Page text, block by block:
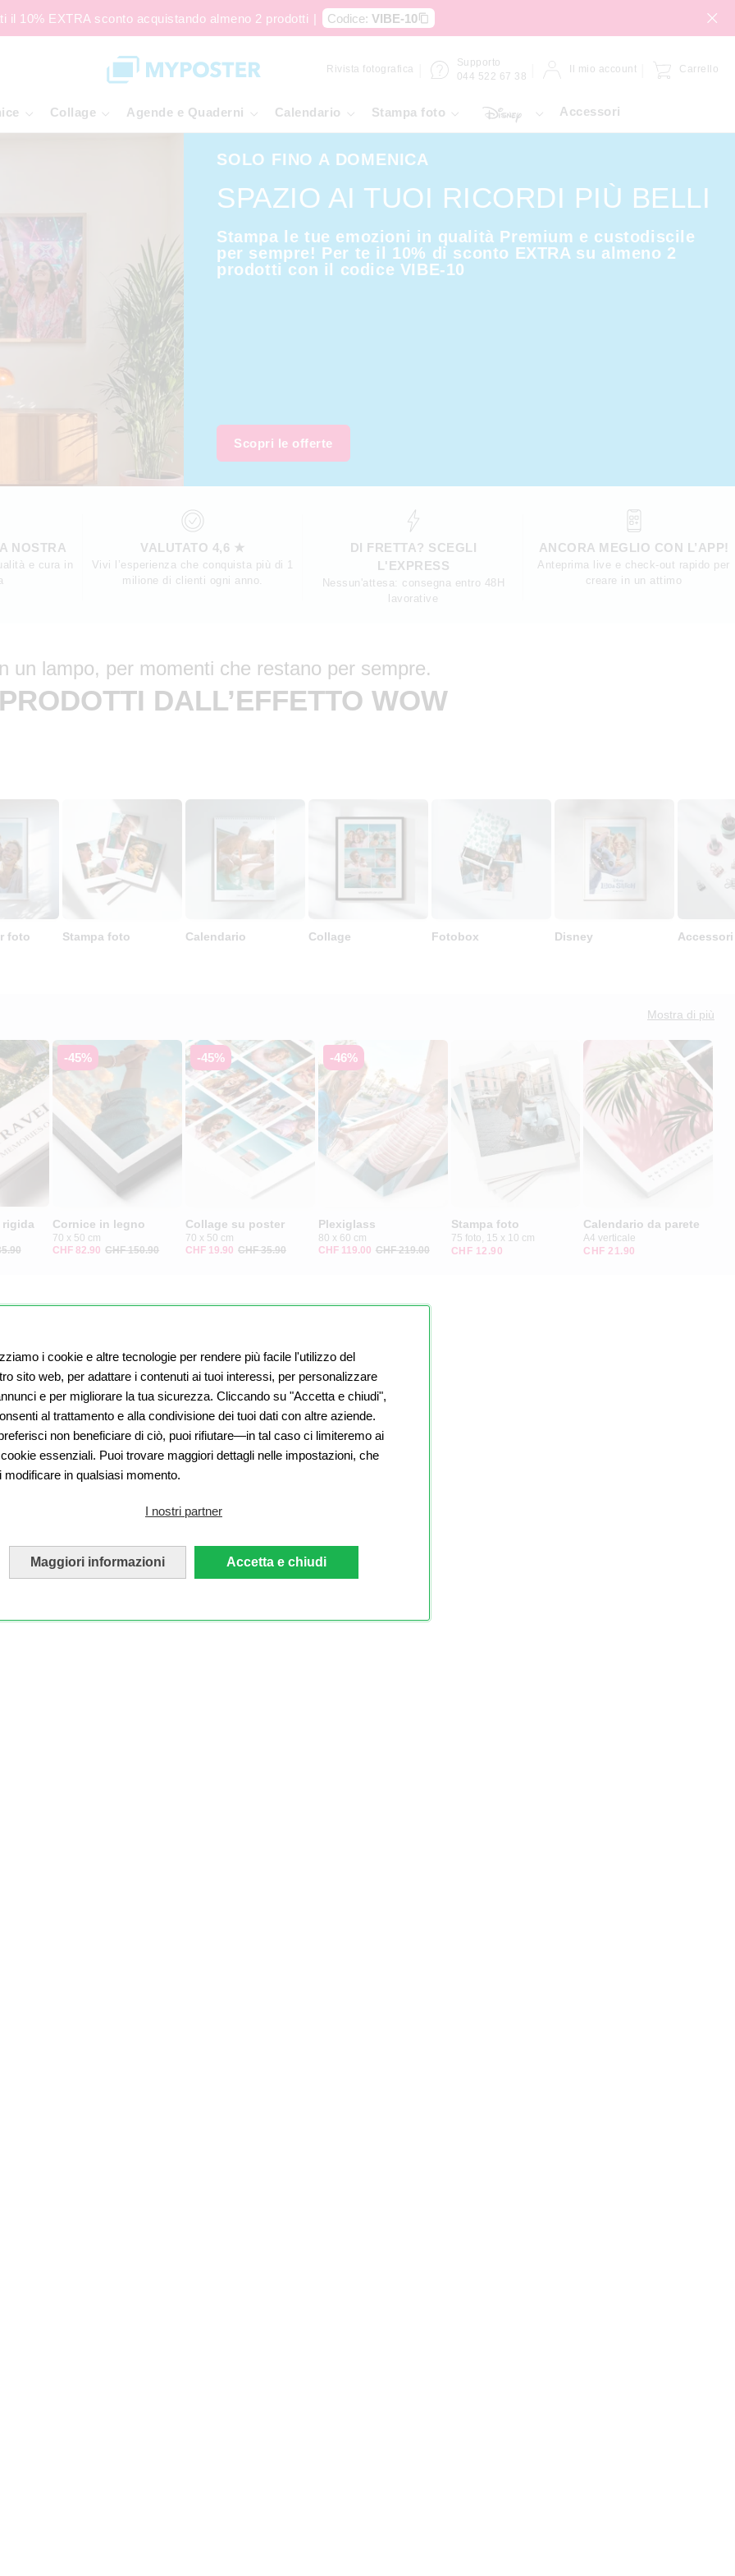
i cookie e altre tecnologie per rendere più facile l'utilizzo del
sito web, per adattare i contenuti ai tuoi interessi, per personalizzare
e per migliorare la tua sicurezza. Cliccando su "Accetta e chiudi",
al trattamento e alla condivisione dei tuoi dati con altre aziende.
non beneficiare di ciò, puoi rifiutare—in tal caso ci limiteremo ai
essenziali. Puoi trovare maggiori dettagli nelle impostazioni, che
modificare in qualsiasi momento.
I nostri partner
Maggiori informazioni Accetta e chiudi
il 10% EXTRA sconto acquistando almeno 2 prodotti | Codice: VIBE-10
Rivista fotografica
Supporto
044 522 67 38
Il mio account Carrello
Collage Agende e Quaderni Calendario Stampa foto Accessori
SOLO FINO A DOMENICA
SPAZIO AI TUOI RICORDI PIÙ BELLI
Stampa le tue emozioni in qualità Premium e custodiscile
per sempre! Per te il 10% di sconto EXTRA su almeno 2
prodotti con il codice VIBE-10
Scopri le offerte
NOSTRA
e cura in
VALUTATO 4,6 ★
Vivi l’esperienza che conquista più di 1
milione di clienti ogni anno.
DI FRETTA? SCEGLI
L'EXPRESS
Nessun'attesa: consegna entro 48H
lavorative
ANCORA MEGLIO CON L’APP!
Anteprima live e check-out rapido per
creare in un attimo
un lampo, per momenti che restano per sempre.
DALL’EFFETTO WOW
foto Stampa foto Calendario Collage Fotobox Disney Accessori
Mostra di più
-45%
Cornice in legno
70 x 50 cm
CHF 82.90 CHF 150.90
-45%
Collage su poster
70 x 50 cm
CHF 19.90 CHF 35.90
-46%
Plexiglass
80 x 60 cm
CHF 119.00 CHF 219.00
Stampa foto
75 foto, 15 x 10 cm
CHF 12.90
Calendario da parete
A4 verticale
CHF 21.90